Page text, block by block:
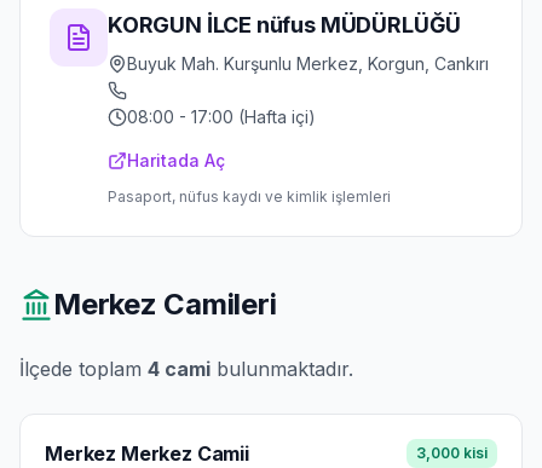
KORGUN İLCE nüfus MÜDÜRLÜĞÜ
Buyuk Mah. Kurşunlu Merkez, Korgun, Cankırı
08:00 - 17:00 (Hafta içi)
Haritada Aç
Pasaport, nüfus kaydı ve kimlik işlemleri
Merkez Camileri
İlçede toplam 4 cami bulunmaktadır.
Merkez Merkez Camii 3,000 kisi